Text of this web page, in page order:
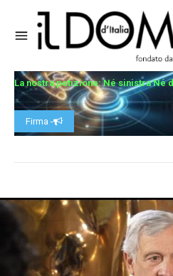
La nostra petizione: Né sinistra Né
Firma -